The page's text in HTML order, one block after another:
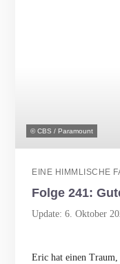
© CBS / Paramount
EINE HIMMLISCHE
Folge 241:
Update: 6. Oktober
Eric hat einen Traum,